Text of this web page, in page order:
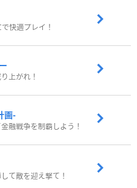
快適プレイ！
上がれ！
画-
融戦争を制覇しよう！
て敵を迎え撃て！